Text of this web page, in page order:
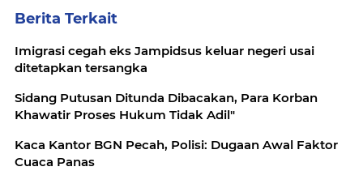
Berita Terkait
Imigrasi cegah eks Jampidsus keluar negeri usai
ditetapkan tersangka
Sidang Putusan Ditunda Dibacakan, Para Korban
Khawatir Proses Hukum Tidak Adil"
Kaca Kantor BGN Pecah, Polisi: Dugaan Awal Faktor
Cuaca Panas